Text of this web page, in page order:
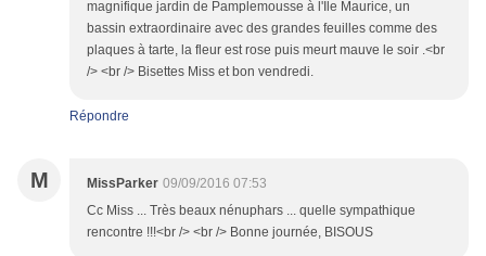
magnifique jardin de Pamplemousse à l'Ile Maurice, un
bassin extraordinaire avec des grandes feuilles comme des
plaques à tarte, la fleur est rose puis meurt mauve le soir .<br
/> <br /> Bisettes Miss et bon vendredi.
Répondre
M MissParker 09/09/2016 07:53
Cc Miss ... Très beaux nénuphars ... quelle sympathique
rencontre !!!<br /> <br /> Bonne journée, BISOUS